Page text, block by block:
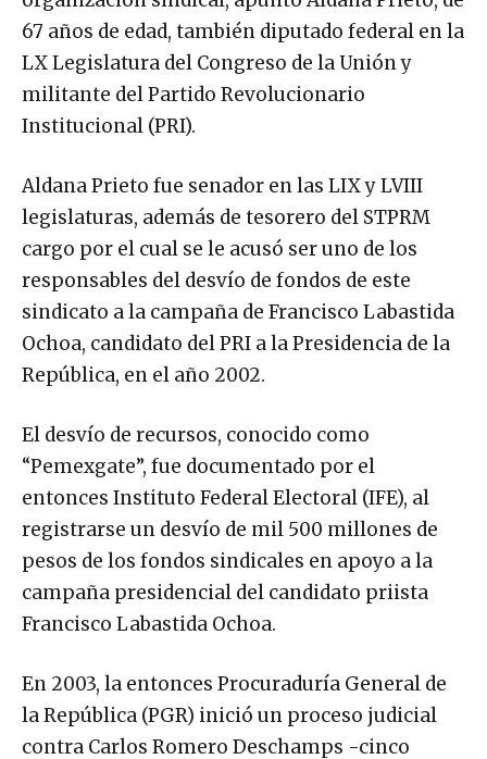
67 años de edad, también diputado federal en la
LX Legislatura del Congreso de la Unión y
militante del Partido Revolucionario
Institucional (PRI).
Aldana Prieto fue senador en las LIX y LVIII
legislaturas, además de tesorero del STPRM
cargo por el cual se le acusó ser uno de los
responsables del desvío de fondos de este
sindicato a la campaña de Francisco Labastida
Ochoa, candidato del PRI a la Presidencia de la
República, en el año 2002.
El desvío de recursos, conocido como
“Pemexgate”, fue documentado por el
entonces Instituto Federal Electoral (IFE), al
registrarse un desvío de mil 500 millones de
pesos de los fondos sindicales en apoyo a la
campaña presidencial del candidato priista
Francisco Labastida Ochoa.
En 2003, la entonces Procuraduría General de
la República (PGR) inició un proceso judicial
contra Carlos Romero Deschamps -cinco